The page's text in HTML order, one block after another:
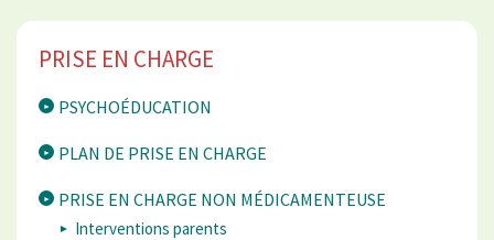
PRISE EN CHARGE
PSYCHOÉDUCATION
PLAN DE PRISE EN CHARGE
PRISE EN CHARGE NON MÉDICAMENTEUSE
Interventions parents